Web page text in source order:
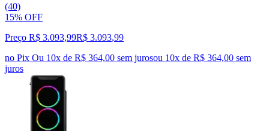
(40)
15% OFF
Preço R$ 3.093,99R$ 3.093,99
no Pix Ou 10x de R$ 364,00 sem jurosou 10x de R$ 364,00 sem
juros